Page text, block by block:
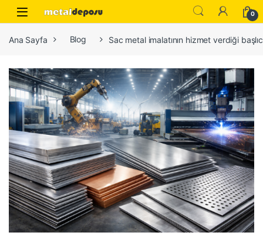
Skip to navigation
Skip to content
0
Ana Sayfa Blog Sac metal imalatının hizmet verdiği